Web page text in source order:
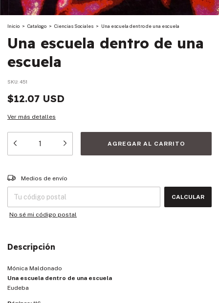
Inicio > Catalogo > Ciencias Sociales > Una escuela dentro de una escuela
Una escuela dentro de una
escuela
SKU: 451
$12.07 USD
Ver más detalles
Entregas para el CP:
Medios de envío
CALCULAR
No sé mi código postal
Descripción
Mónica Maldonado
Una escuela dentro de una escuela
Eudeba